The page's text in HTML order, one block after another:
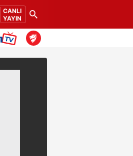
CANLI
YAYIN